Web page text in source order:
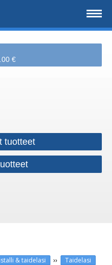
€
tuotteet
& taidelasi ›› Taidelasi